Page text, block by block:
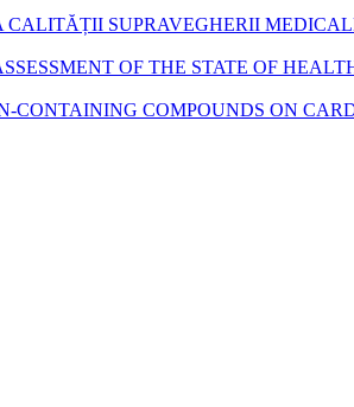
CALITĂȚII SUPRAVEGHERII
OF THE STATE OF
CONTAINING COMPOUNDS ON